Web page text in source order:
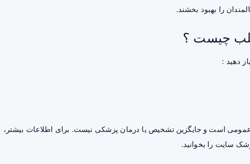
را بهبود بخشند.
چیست ؟
است و جایگزین تشخیص یا درمان پزشکی نیست. برای اطلاعات بیشتر،
سایت را بخوانید.